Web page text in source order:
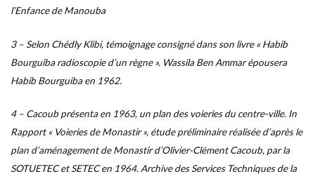
l’Enfance de Manouba
3 – Selon Chédly Klibi, témoignage consigné dans son livre « Habib
Bourguiba radioscopie d’un règne ». Wassila Ben Ammar épousera
Habib Bourguiba en 1962.
4 – Cacoub présenta en 1963, un plan des voieries du centre-ville. In
Rapport « Voieries de Monastir », étude préliminaire réalisée d’après le
plan d’aménagement de Monastir d’Olivier-Clément Cacoub, par la
SOTUETEC et SETEC en 1964. Archive des Services Techniques de la